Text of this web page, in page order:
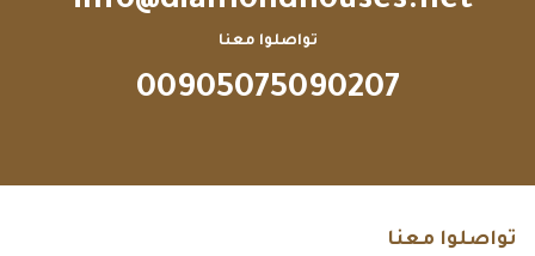
تواصلوا معنا
00905075090207
تواصلوا معنا